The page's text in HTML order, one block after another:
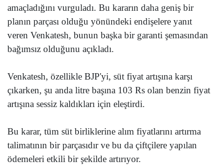
amaçladığını vurguladı. Bu kararın daha geniş bir
planın parçası olduğu yönündeki endişelere yanıt
veren Venkatesh, bunun başka bir garanti şemasından
bağımsız olduğunu açıkladı.
Venkatesh, özellikle BJP'yi, süt fiyat artışına karşı
çıkarken, şu anda litre başına 103 Rs olan benzin fiyat
artışına sessiz kaldıkları için eleştirdi.
Bu karar, tüm süt birliklerine alım fiyatlarını artırma
talimatının bir parçasıdır ve bu da çiftçilere yapılan
ödemeleri etkili bir şekilde artırıyor.